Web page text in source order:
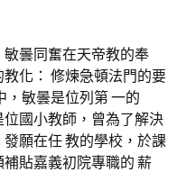
敏曇同奮在天帝教的奉
化： 修煉急頓法門的要
，敏曇是位列第 一的
位國小教師，曾為了解決
願在任 教的學校，於課
貼嘉義初院專職的 薪